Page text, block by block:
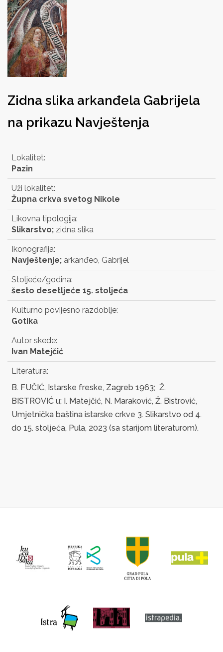
Zidna slika arkanđela Gabrijela
na prikazu Navještenja
Lokalitet:
Pazin
Uži lokalitet:
Župna crkva svetog Nikole
Likovna tipologija:
Slikarstvo; zidna slika
Ikonografija:
Navještenje; arkanđeo, Gabrijel
Stoljeće/godina:
šesto desetljeće 15. stoljeća
Kulturno povijesno razdoblje:
Gotika
Autor skede:
Ivan Matejčić
Literatura:
B. FUČIĆ, Istarske freske, Zagreb 1963; Ž.
BISTROVIĆ u; I. Matejčić, N. Maraković, Ž. Bistrović,
Umjetnička baština istarske crkve 3. Slikarstvo od 4.
do 15. stoljeća, Pula, 2023 (sa starijom literaturom).